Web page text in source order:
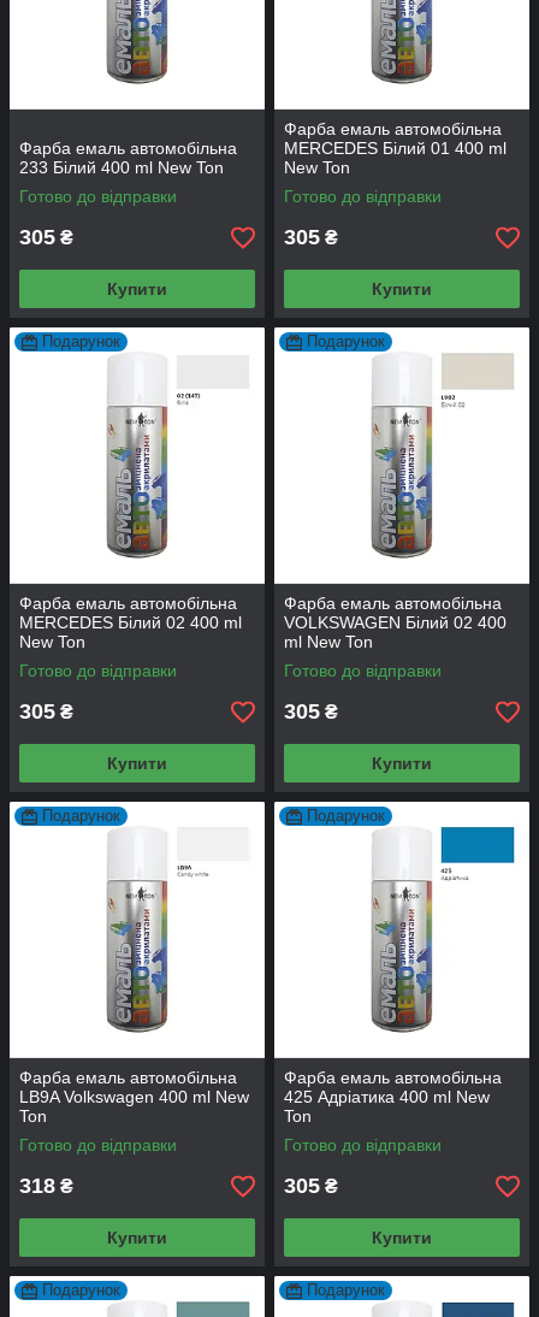
Фарба емаль автомобільна
233 Білий 400 ml New Ton
Готово до відправки
305 ₴
Купити
Фарба емаль автомобільна
MERCEDES Білий 01 400 ml
New Ton
Готово до відправки
305 ₴
Купити
Подарунок
Фарба емаль автомобільна
MERCEDES Білий 02 400 ml
New Ton
Готово до відправки
305 ₴
Купити
Подарунок
Фарба емаль автомобільна
VOLKSWAGEN Білий 02 400
ml New Ton
Готово до відправки
305 ₴
Купити
Подарунок
Фарба емаль автомобільна
LB9A Volkswagen 400 ml New
Ton
Готово до відправки
318 ₴
Купити
Подарунок
Фарба емаль автомобільна
425 Адріатика 400 ml New
Ton
Готово до відправки
305 ₴
Купити
Подарунок Подарунок